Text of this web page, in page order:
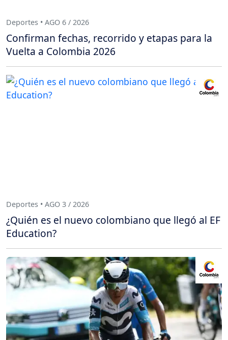
Deportes • AGO 6 / 2026
Confirman fechas, recorrido y etapas para la
Vuelta a Colombia 2026
Deportes • AGO 3 / 2026
¿Quién es el nuevo colombiano que llegó al EF
Education?